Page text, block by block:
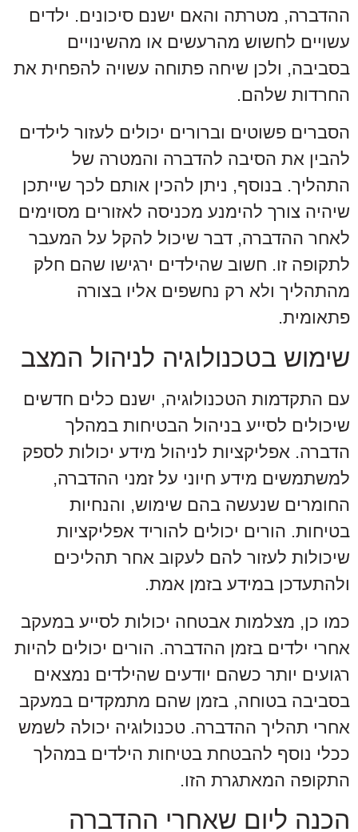
ההדברה, מטרתה והאם ישנם סיכונים. ילדים
עשויים לחשוש מהרעשים או מהשינויים
בסביבה, ולכן שיחה פתוחה עשויה להפחית את
החרדות שלהם.
הסברים פשוטים וברורים יכולים לעזור לילדים
להבין את הסיבה להדברה והמטרה של
התהליך. בנוסף, ניתן להכין אותם לכך שייתכן
שיהיה צורך להימנע מכניסה לאזורים מסוימים
לאחר ההדברה, דבר שיכול להקל על המעבר
לתקופה זו. חשוב שהילדים ירגישו שהם חלק
מהתהליך ולא רק נחשפים אליו בצורה
פתאומית.
שימוש בטכנולוגיה לניהול המצב
עם התקדמות הטכנולוגיה, ישנם כלים חדשים
שיכולים לסייע בניהול הבטיחות במהלך
הדברה. אפליקציות לניהול מידע יכולות לספק
למשתמשים מידע חיוני על זמני ההדברה,
החומרים שנעשה בהם שימוש, והנחיות
בטיחות. הורים יכולים להוריד אפליקציות
שיכולות לעזור להם לעקוב אחר תהליכים
ולהתעדכן במידע בזמן אמת.
כמו כן, מצלמות אבטחה יכולות לסייע במעקב
אחרי ילדים בזמן ההדברה. הורים יכולים להיות
רגועים יותר כשהם יודעים שהילדים נמצאים
בסביבה בטוחה, בזמן שהם מתמקדים במעקב
אחרי תהליך ההדברה. טכנולוגיה יכולה לשמש
ככלי נוסף להבטחת בטיחות הילדים במהלך
התקופה המאתגרת הזו.
הכנה ליום שאחרי ההדברה